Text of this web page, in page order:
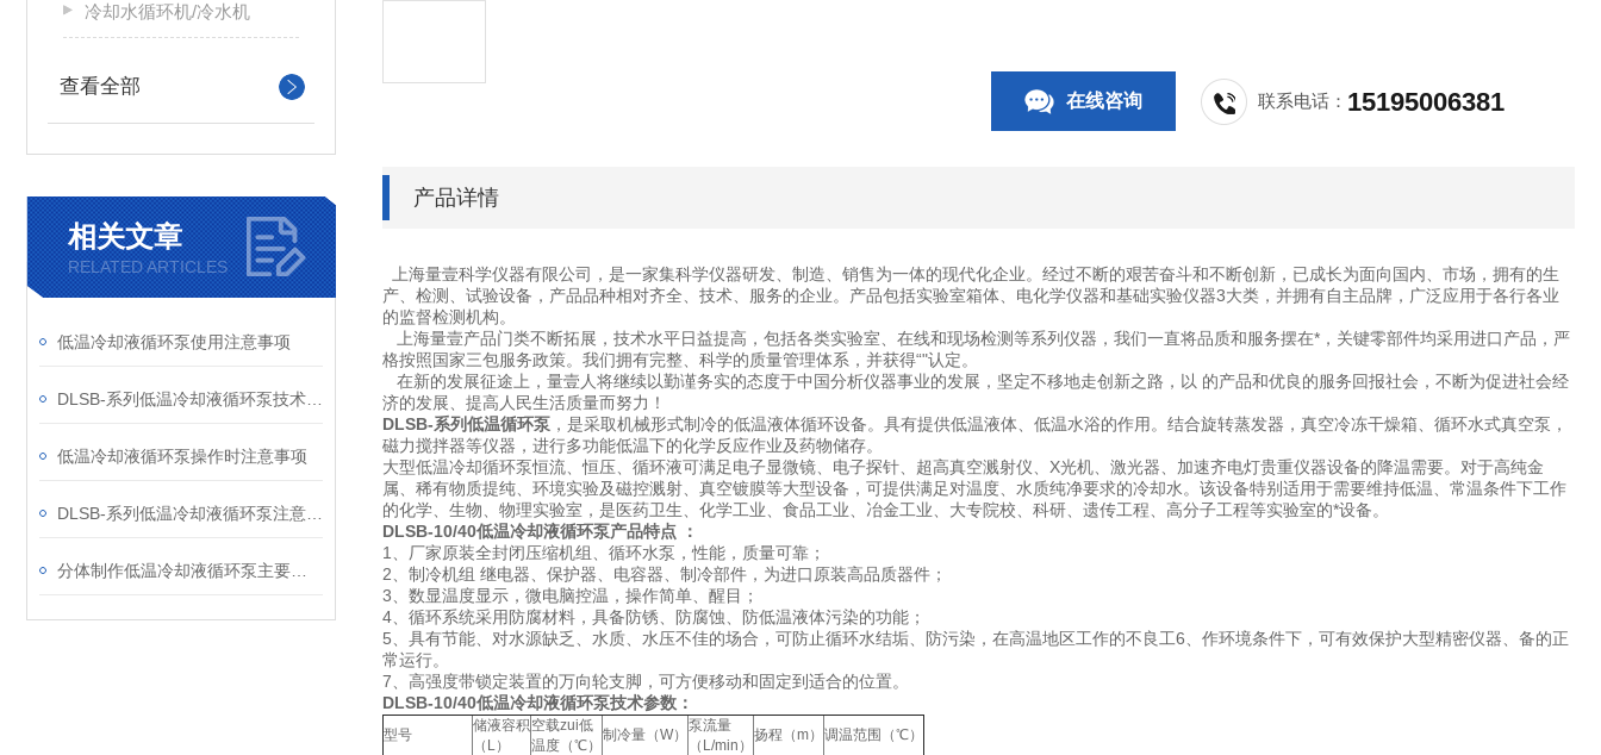
冷却水循环机/冷水机
查看全部
相关文章
RELATED ARTICLES
低温冷却液循环泵使用注意事项
低温冷却液循环泵操作时注意事项
在线咨询 联系电话： 15195006381
产品详情
上海量壹科学仪器有限公司，是一家集科学仪器研发、制造、销售为一体的现代化企业。经过不断的艰苦奋斗和不断创新，已成长为面向国内、市场，拥有的生
产、检测、试验设备，产品品种相对齐全、技术、服务的企业。产品包括实验室箱体、电化学仪器和基础实验仪器3大类，并拥有自主品牌，广泛应用于各行各业
的监督检测机构。
上海量壹产品门类不断拓展，技术水平日益提高，包括各类实验室、在线和现场检测等系列仪器，我们一直将品质和服务摆在*，关键零部件均采用进口产品，严
格按照国家三包服务政策。我们拥有完整、科学的质量管理体系，并获得“"认定。
在新的发展征途上，量壹人将继续以勤谨务实的态度于中国分析仪器事业的发展，坚定不移地走创新之路，以 的产品和优良的服务回报社会，不断为促进社会经
济的发展、提高人民生活质量而努力！
DLSB-系列低温循环泵 ，是采取机械形式制冷的低温液体循环设备。具有提供低温液体、低温水浴的作用。结合旋转蒸发器，真空冷冻干燥箱、循环水式真空泵，
磁力搅拌器等仪器，进行多功能低温下的化学反应作业及药物储存。
大型低温冷却循环泵恒流、恒压、循环液可满足电子显微镜、电子探针、超高真空溅射仪、X光机、激光器、加速齐电灯贵重仪器设备的降温需要。对于高纯金
属、稀有物质提纯、环境实验及磁控溅射、真空镀膜等大型设备，可提供满足对温度、水质纯净要求的冷却水。该设备特别适用于需要维持低温、常温条件下工作
的化学、生物、物理实验室，是医药卫生、化学工业、食品工业、冶金工业、大专院校、科研、遗传工程、高分子工程等实验室的*设备。
DLSB-10/40低温冷却液循环泵产品特点 ：
1、厂家原装全封闭压缩机组、循环水泵，性能，质量可靠；
2、制冷机组 继电器、保护器、电容器、制冷部件，为进口原装高品质器件；
3、数显温度显示，微电脑控温，操作简单、醒目；
4、循环系统采用防腐材料，具备防锈、防腐蚀、防低温液体污染的功能；
5、具有节能、对水源缺乏、水质、水压不佳的场合，可防止循环水结垢、防污染，在高温地区工作的不良工6、作环境条件下，可有效保护大型精密仪器、备的正
常运行。
7、高强度带锁定装置的万向轮支脚，可方便移动和固定到适合的位置。
DLSB-10/40低温冷却液循环泵技术参数：
型号
储液容积
（L）
空载zui低
温度（℃）
制冷量（W）
泵流量
（L/min）
扬程（m） 调温范围（℃）